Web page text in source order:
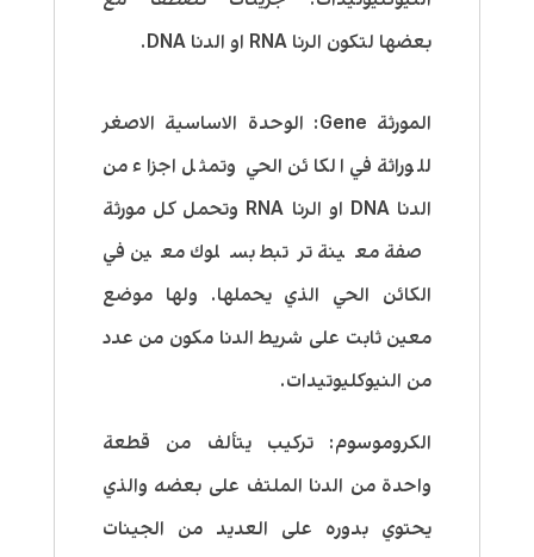
بعضها لتكون الرنا RNA او الدنا DNA.
المورثة Gene: الوحدة الاساسية الاصغر
للوراثة في الكائن الحي وتمثل اجزاء من
الدنا DNA او الرنا RNA وتحمل كل مورثة
صفة معينة ترتبط بسلوك معين في
الكائن الحي الذي يحملها. ولها موضع
معين ثابت على شريط الدنا مكون من عدد
من النيوكليوتيدات.
الكروموسوم: تركيب يتألف من قطعة
واحدة من الدنا الملتف على بعضه والذي
يحتوي بدوره على العديد من الجينات